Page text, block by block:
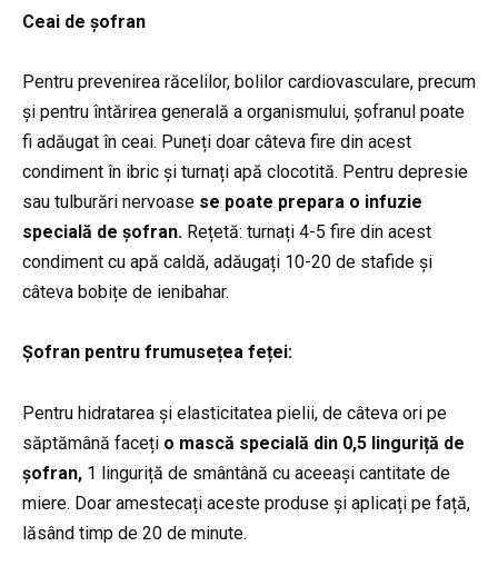
Ceai de șofran
Pentru prevenirea răcelilor, bolilor cardiovasculare, precum
și pentru întărirea generală a organismului, șofranul poate
fi adăugat în ceai. Puneți doar câteva fire din acest
condiment în ibric și turnați apă clocotită. Pentru depresie
sau tulburări nervoase se poate prepara o infuzie
specială de șofran. Rețetă: turnați 4-5 fire din acest
condiment cu apă caldă, adăugați 10-20 de stafide și
câteva bobițe de ienibahar.
Șofran pentru frumusețea feței:
Pentru hidratarea și elasticitatea pielii, de câteva ori pe
săptămână faceți o mască specială din 0,5 linguriță de
șofran, 1 linguriță de smântână cu aceeași cantitate de
miere. Doar amestecați aceste produse și aplicați pe față,
lăsând timp de 20 de minute.